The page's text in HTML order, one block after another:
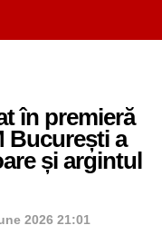
în premieră
București a
și argintul
2026 21:01